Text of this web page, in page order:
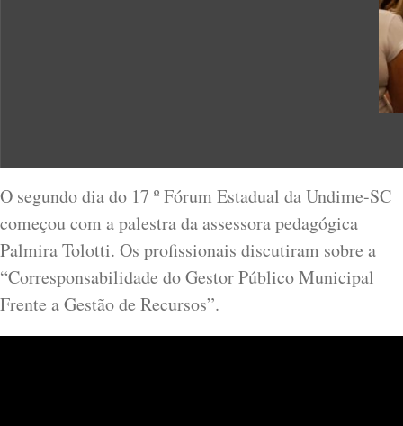
O segundo dia do 17 º Fórum Estadual da Undime-SC
começou com a palestra da assessora pedagógica
Palmira Tolotti. Os profissionais discutiram sobre a
“Corresponsabilidade do Gestor Público Municipal
Frente a Gestão de Recursos”.